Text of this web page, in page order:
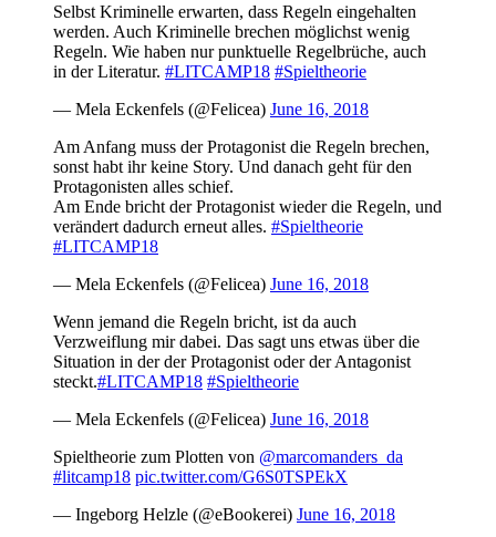
Selbst Kriminelle erwarten, dass Regeln eingehalten
werden. Auch Kriminelle brechen möglichst wenig
Regeln. Wie haben nur punktuelle Regelbrüche, auch
in der Literatur. #LITCAMP18 #Spieltheorie
— Mela Eckenfels (@Felicea) June 16, 2018
Am Anfang muss der Protagonist die Regeln brechen,
sonst habt ihr keine Story. Und danach geht für den
Protagonisten alles schief.
Am Ende bricht der Protagonist wieder die Regeln, und
verändert dadurch erneut alles. #Spieltheorie
#LITCAMP18
— Mela Eckenfels (@Felicea) June 16, 2018
Wenn jemand die Regeln bricht, ist da auch
Verzweiflung mir dabei. Das sagt uns etwas über die
Situation in der der Protagonist oder der Antagonist
steckt.#LITCAMP18 #Spieltheorie
— Mela Eckenfels (@Felicea) June 16, 2018
Spieltheorie zum Plotten von @marcomanders_da
#litcamp18 pic.twitter.com/G6S0TSPEkX
— Ingeborg Helzle (@eBookerei) June 16, 2018